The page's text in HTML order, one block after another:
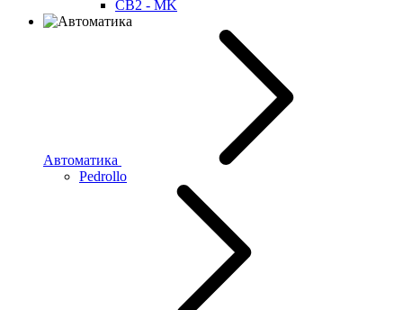
CB2 - MK
Автоматика
Pedrollo